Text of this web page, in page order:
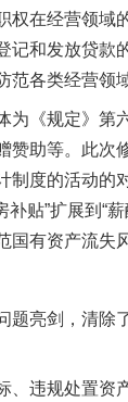
在经营领域
和发放贷
各类经营领
《规定》第
赞助等。此
度的活动的
贴”扩展到“
有资产流失
剑，清除
违规处置资